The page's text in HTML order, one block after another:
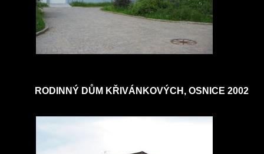
RODINNÝ DŮM KŘIVÁNKOVÝCH, OSNICE 2002